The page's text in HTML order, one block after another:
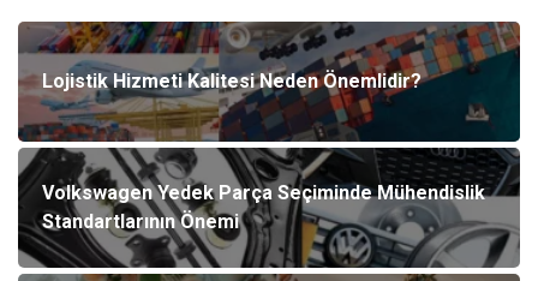
Lojistik Hizmeti Kalitesi Neden Önemlidir?
Volkswagen Yedek Parça Seçiminde Mühendislik
Standartlarının Önemi